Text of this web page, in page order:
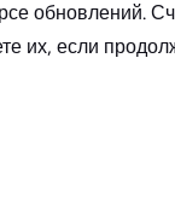
обновлений.
их, если